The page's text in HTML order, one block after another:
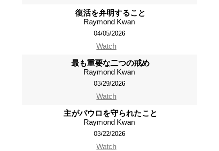
復活を弁明すること
Raymond Kwan
04/05/2026
Watch
最も重要な二つの戒め
Raymond Kwan
03/29/2026
Watch
主がパウロを守られたこと
Raymond Kwan
03/22/2026
Watch